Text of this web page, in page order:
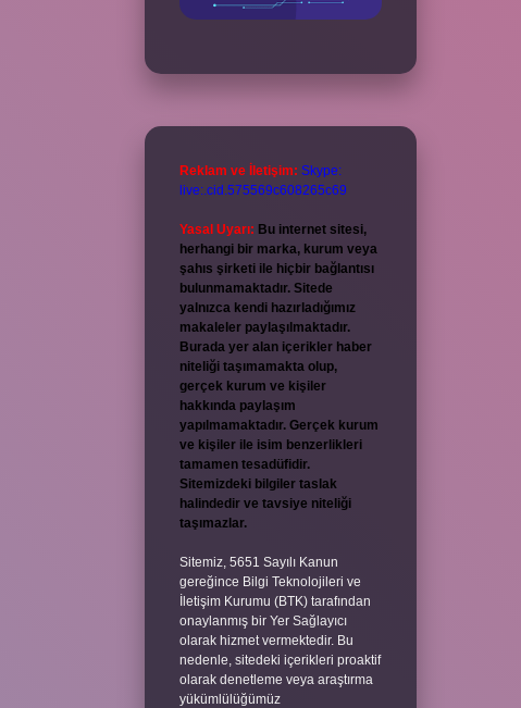
Reklam ve İletişim: Skype:
live:.cid.575569c608265c69
Yasal Uyarı: Bu internet sitesi,
herhangi bir marka, kurum veya
şahıs şirketi ile hiçbir bağlantısı
bulunmamaktadır. Sitede
yalnızca kendi hazırladığımız
makaleler paylaşılmaktadır.
Burada yer alan içerikler haber
niteliği taşımamakta olup,
gerçek kurum ve kişiler
hakkında paylaşım
yapılmamaktadır. Gerçek kurum
ve kişiler ile isim benzerlikleri
tamamen tesadüfidir.
Sitemizdeki bilgiler taslak
halindedir ve tavsiye niteliği
taşımazlar.
Sitemiz, 5651 Sayılı Kanun
gereğince Bilgi Teknolojileri ve
İletişim Kurumu (BTK) tarafından
onaylanmış bir Yer Sağlayıcı
olarak hizmet vermektedir. Bu
nedenle, sitedeki içerikleri proaktif
olarak denetleme veya araştırma
yükümlülüğümüz